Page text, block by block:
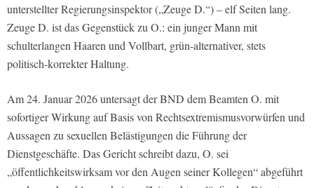
unterstellter Regierungsinspektor („Zeuge D.“) – elf Seiten lang.
Zeuge D. ist das Gegenstück zu O.: ein junger Mann mit
schulterlangen Haaren und Vollbart, grün-alternativer, stets
politisch-korrekter Haltung.
Am 24. Januar 2026 untersagt der BND dem Beamten O. mit
sofortiger Wirkung auf Basis von Rechtsextremismusvorwürfen und
Aussagen zu sexuellen Belästigungen die Führung der
Dienstgeschäfte. Das Gericht schreibt dazu, O. sei
„öffentlichkeitswirksam vor den Augen seiner Kollegen“ abgeführt